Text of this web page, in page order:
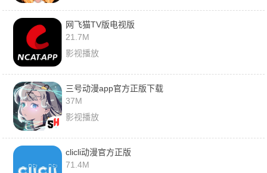
网飞猫TV版电视版
21.7M
影视播放
三号动漫app官方正版下载
37M
影视播放
clicli动漫官方正版
71.4M